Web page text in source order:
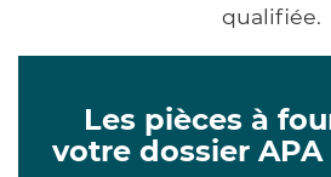
qualifiée.
Les pièces à
votre dossier